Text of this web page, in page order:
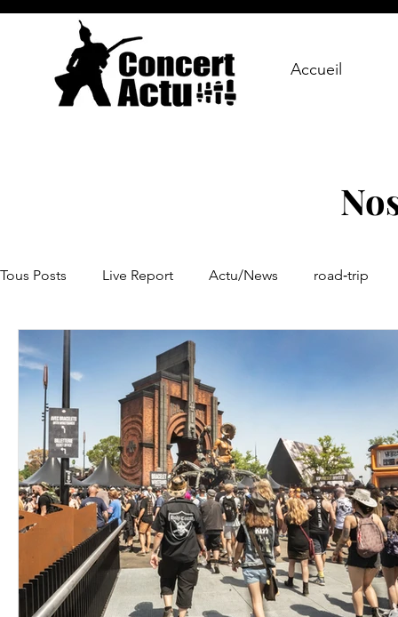
Accueil
Tous Posts Live Report Actu/News road‑trip